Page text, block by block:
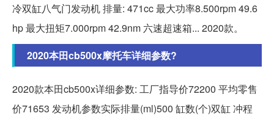
冷双缸八气门发动机 排量: 471cc 最大功率8.500rpm 49.6
hp 最大扭矩7.000rpm 42.9nm 六速超速箱... 2020款。
2020本田cb500x摩托车详细参数?
2020款本田cb500x详细参数: 工厂指导价72200 平均零售
价71653 发动机参数实际排量(ml)500 缸数(个)双缸 冲程